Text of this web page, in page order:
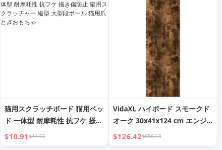
猫用スクラッチボード 猫用ベッ
ド 一体型 耐摩耗性 抗フケ 掻き
傷防止 猫用スクラッチャー 縦
$10.91$14.55
VidaXL ハイボード スモークド
オーク 30x41x124 cm エンジ
ニアドウッド
$126.42$656.13